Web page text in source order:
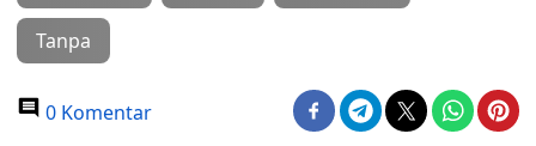
Tanpa
0 Komentar